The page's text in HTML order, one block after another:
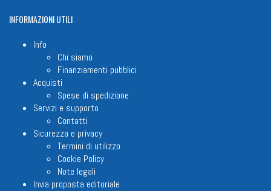
INFORMAZIONIUTILI
Info
Chi siamo
Finanziamenti pubblici
Acquisti
Spese di spedizione
Servizi e supporto
Contatti
Sicurezza e privacy
Termini di utilizzo
Cookie Policy
Note legali
Invia proposta editoriale